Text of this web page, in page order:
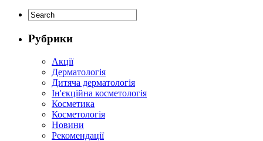
Рубрики
Акції
Дерматологія
Дитяча дерматологія
Ін'єкційна косметологія
Косметика
Косметологія
Новини
Рекомендації